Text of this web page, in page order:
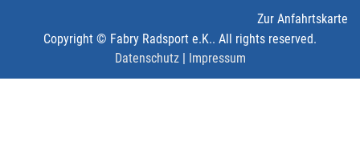
Zur Anfahrtskarte
Copyright © Fabry Radsport e.K.. All rights reserved.
Datenschutz| Impressum